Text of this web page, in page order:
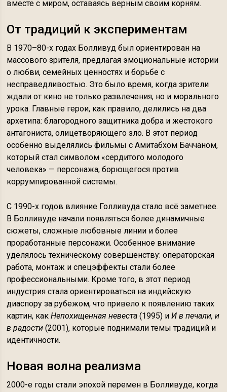
вместе с миром, оставаясь верным своим корням.
От традиций к экспериментам
В 1970–80-х годах Болливуд был ориентирован на
массового зрителя, предлагая эмоциональные истории
о любви, семейных ценностях и борьбе с
несправедливостью. Это было время, когда зрители
ждали от кино не только развлечения, но и морального
урока. Главные герои, как правило, делились на два
архетипа: благородного защитника добра и жестокого
антагониста, олицетворяющего зло. В этот период
особенно выделялись фильмы с Амитабхом Баччаном,
который стал символом «сердитого молодого
человека» — персонажа, борющегося против
коррумпированной системы.
С 1990-х годов влияние Голливуда стало всё заметнее.
В Болливуде начали появляться более динамичные
сюжеты, сложные любовные линии и более
проработанные персонажи. Особенное внимание
уделялось техническому совершенству: операторская
работа, монтаж и спецэффекты стали более
профессиональными. Кроме того, в этот период
индустрия стала ориентироваться на индийскую
диаспору за рубежом, что привело к появлению таких
картин, какНепохищенная невеста (1995) иИ в печали, и
в радости (2001), которые поднимали темы традиций и
идентичности.
Новая волна реализма
2000-е годы стали эпохой перемен в Болливуде, когда